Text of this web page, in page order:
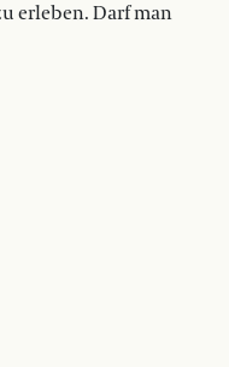
erleben. Darf man